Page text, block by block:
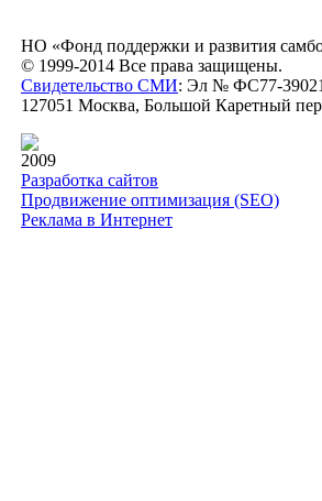
НО «Фонд поддержки и развития
© 1999-2014 Все права защищены.
Свидетельство СМИ: Эл № ФС77-
127051 Москва, Большой Каретный
2009
Разработка сайтов
Продвижение оптимизация (SEO)
Реклама в Интернет